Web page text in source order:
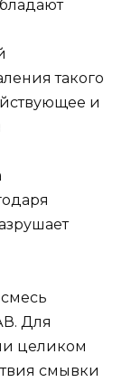
такого
и
Для
целиком
смывки